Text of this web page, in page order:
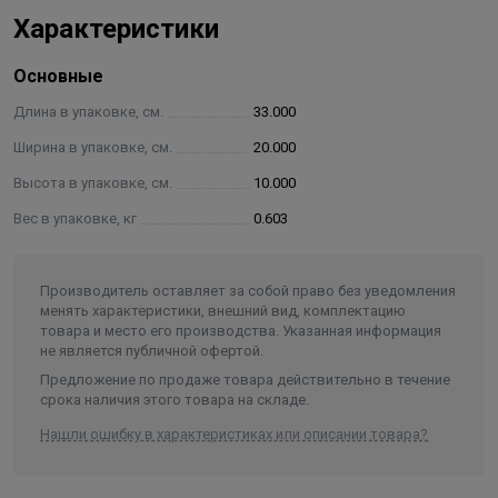
повреждения уплотнителей. Чаша сифона имеет специальную
мусору.
Корпус сифона изготовлен из первичного полипропилена, что
положительно влияет на его прочность, долговечность, а
гофрированная труба с возможностью подключения сифона к
Основное назначение сифона — это отведение воды в
канализационный стояк, а также создание барьера для
проникновения внутрь помещения из системы канализации
канализационных газов, насекомых и болезнетворных
микроорганизмов.
На все сифоны торговой марки MasterProf производителем
Характеристики
Основные
Длина в упаковке, см. 33.000
Ширина в упаковке, см. 20.000
Высота в упаковке, см. 10.000
Вес в упаковке, кг 0.603
Производитель оставляет за собой право без уведомления
менять характеристики, внешний вид, комплектацию
товара и место его производства. Указанная информация
не является публичной офертой.
Предложение по продаже товара действительно в течение
срока наличия этого товара на складе.
Нашли ошибку в характеристиках или описании товара?